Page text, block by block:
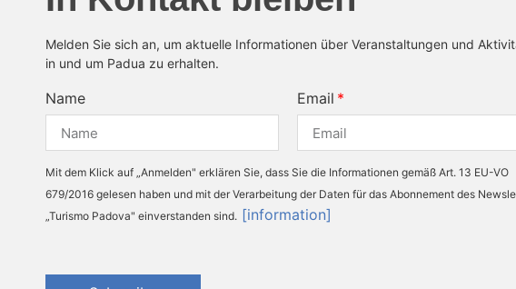
Melden Sie sich an, um aktuelle Informationen über Veranstaltungen und
in und um Padua zu erhalten.
Name Email
Mit dem Klick auf „Anmelden" erklären Sie, dass Sie die Informationen gemäß Art. 13 EU-VO
679/2016 gelesen haben und mit der Verarbeitung der Daten für das Abonnement des
„Turismo Padova" einverstanden sind. [information]